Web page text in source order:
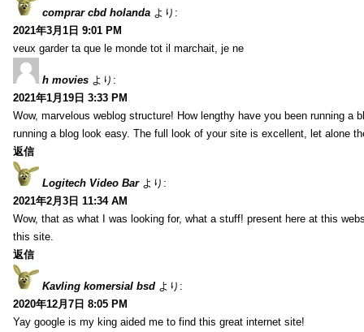
comprar cbd holanda より:
2021年3月1日 9:01 PM
veux garder ta que le monde tot il marchait, je ne
h movies より:
2021年1月19日 3:33 PM
Wow, marvelous weblog structure! How lengthy have you been running a
running a blog look easy. The full look of your site is excellent, let alone
返信
Logitech Video Bar より:
2021年2月3日 11:34 AM
Wow, that as what I was looking for, what a stuff! present here at this
this site.
返信
Kavling komersial bsd より:
2020年12月7日 8:05 PM
Yay google is my king aided me to find this great internet site!